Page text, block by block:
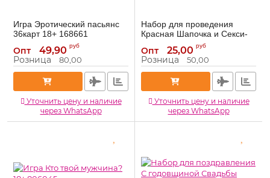
Игра Эротический пасьянс
36карт 18+ 168661
168661
Опт 49,90 руб
Розница 80,00
Уточнить цену и наличие
через WhatsApp
Набор для проведения
Красная Шапочка и Секси-
Волк 18+ 1149206
Артикул: 1149206
Опт 25,00 руб
Розница 50,00
Уточнить цену и наличие
через WhatsApp